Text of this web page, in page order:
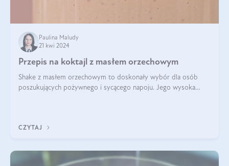
Paulina Maludy
21 kwi 2024
Przepis na koktajl z masłem orzechowym
Shake z masłem orzechowym to doskonały wybór dla osób
poszukujących pożywnego i sycącego napoju. Jego wysoka
CZYTAJ